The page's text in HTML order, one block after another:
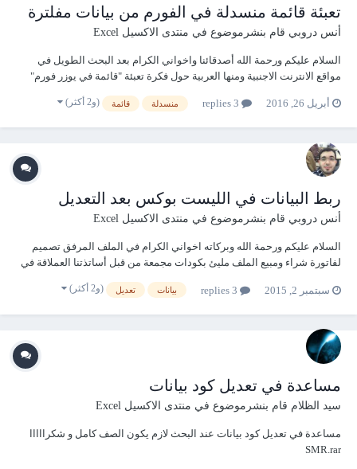
تعبئة قائمة منسدلة في الفورم من بيانات مفلترة
أنس دروبي قام بنشرموضوع في منتدى الاكسيل Excel
السلام عليكم ورحمة الله أصدقائنا واخواني الكرام بعد البحث الطويل في
مواقع الانترنت الاجنبية ومنها العربية حول فكرة تعبئة "قائمة في يوزر فورم"
ومتميزة ولكن اكثرها كانت تعتمد على مبدأ الفلترة وبعدها نسخ البيانات
أبريل 26, 2016 منسدلة قائمة (و2 أكثر)
ربط البيانات في الليست بوكس بعد التعديل
أنس دروبي قام بنشرموضوع في منتدى الاكسيل Excel
السلام عليكم ورحمة الله وبركاته اخواني الكرام في الملف المرفق تصميم
لفاتورة شراء ومبيع الملف مليئ بكودات مجمعة من قبل أساتذتنا العملاقة في
كالتالي : في زر اختيار تعديل فاتورة شراء وعند اختيار من القائمة المنسدلة
سبتمبر 2, 2015 بيانات تعديل (و2 أكثر)
مساعدة في تعديل كود بيانات
سيد الظلام قام بنشرموضوع في منتدى الاكسيل Excel
مساعدة في تعديل كود بيانات عند البحث لازم يكون الصف كامل و شكرااااا
SMR.rar